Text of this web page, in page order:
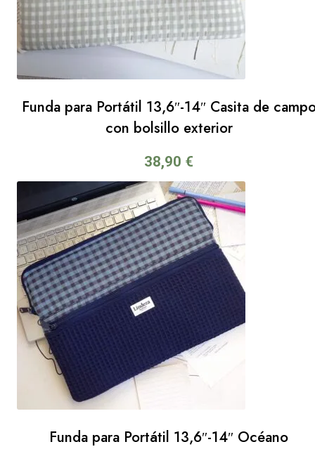
Funda para Portátil 13,6″-14″ Casita de
con bolsillo exterior
38,90 €
Funda para Portátil 13,6″-14″ Océano